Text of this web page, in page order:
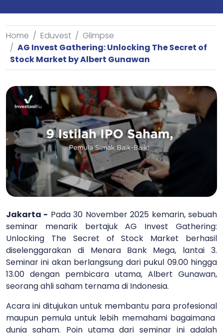
Home Eduvest
Glimpse
AG Invest Gathering: Unlocking The Secret of
Stock Market by Albert Gunawan
Jakarta - Pada 30 November 2025 kemarin, sebuah
seminar menarik bertajuk AG Invest Gathering:
Unlocking The Secret of Stock Market berhasil
diselenggarakan di Menara Bank Mega, lantai 3.
Seminar ini akan berlangsung dari pukul 09.00 hingga
13.00 dengan pembicara utama, Albert Gunawan,
seorang ahli saham ternama di Indonesia.
Acara ini ditujukan untuk membantu para profesional
maupun pemula untuk lebih memahami bagaimana
dunia saham. Poin utama dari seminar ini adalah